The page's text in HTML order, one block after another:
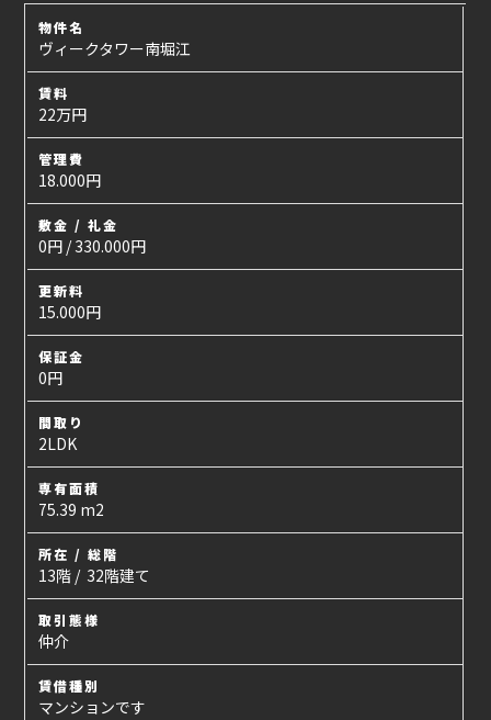
物件名
ヴィークタワー南堀江
賃料
22万円
管理費
18.000円
敷金 / 礼金
0円 / 330.000円
更新料
15.000円
保証金
0円
間取り
2LDK
専有面積
75.39 m2
所在 / 総階
13階 / 32階建て
取引態様
仲介
賃借種別
マンションです